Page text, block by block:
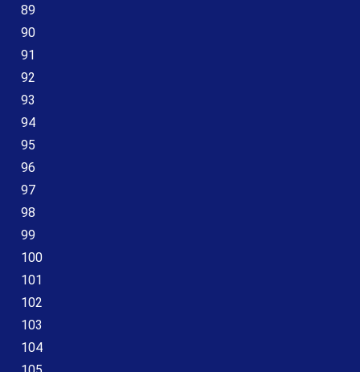
89
90
91
92
93
94
95
96
97
98
99
100
101
102
103
104